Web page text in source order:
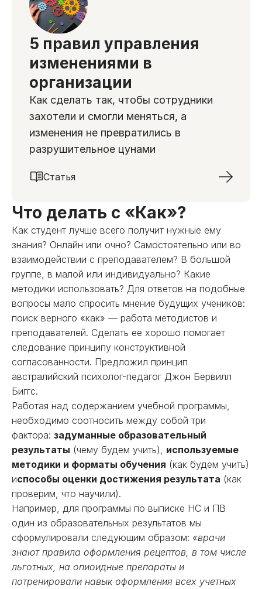
5 правил управления
изменениями в
организации
Как сделать так, чтобы сотрудники
захотели и смогли меняться, а
изменения не превратились в
разрушительное цунами
Статья
Что делать с «Как»?
Как студент лучше всего получит нужные ему
знания? Онлайн или очно? Самостоятельно или во
взаимодействии с преподавателем? В большой
группе, в малой или индивидуально? Какие
методики использовать? Для ответов на подобные
вопросы мало спросить мнение будущих учеников:
поиск верного «как» — работа методистов и
преподавателей. Сделать ее хорошо помогает
следование принципу конструктивной
согласованности. Предложил принцип
австралийский психолог-педагог Джон Бервилл
Биггс.
Работая над содержанием учебной программы,
необходимо соотносить между собой три
фактора: задуманные образовательный
результаты (чему будем учить), используемые
методики и форматы обучения (как будем учить)
испособы оценки достижения результата (как
проверим, что научили).
Например, для программы по выписке НС и ПВ
один из образовательных результатов мы
сформулировали следующим образом: «врачи
знают правила оформления рецептов, в том числе
льготных, на опиоидные препараты и
потренировали навык оформления всех учетных